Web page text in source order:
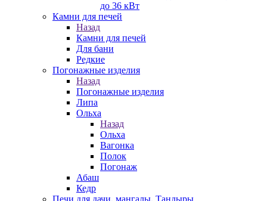
до 36 кВт
Камни для печей
Назад
Камни для печей
Для бани
Редкие
Погонажные изделия
Назад
Погонажные изделия
Липа
Ольха
Назад
Ольха
Вагонка
Полок
Погонаж
Абаш
Кедр
Печи для дачи, мангалы, Тандыры